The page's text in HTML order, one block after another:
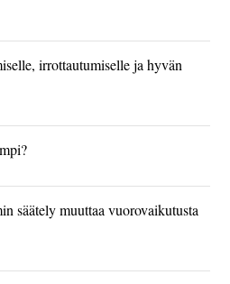
irrottautumiselle ja hyvän
säätely muuttaa vuorovaikutusta